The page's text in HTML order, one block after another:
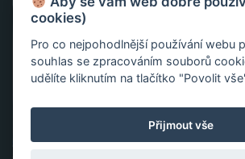
cookies)
Pro co nejpohodlnější používání webu
souhlas se zpracováním souborů
udělíte kliknutím na tlačítko "Povolit
Přijmout vše